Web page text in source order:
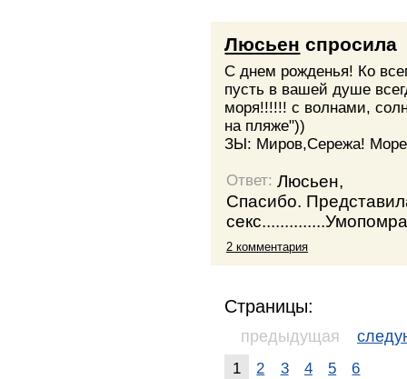
Люсьен спросила
С днем рожденья! Ко
пусть в вашей душе
моря!!!!!! с волнами,
на пляже"))
ЗЫ: Миров,Сережа!
Ответ: Люсьен,
Спасибо.
2 комментария
Страницы:
предыдущая
1 2 3 4 5 6